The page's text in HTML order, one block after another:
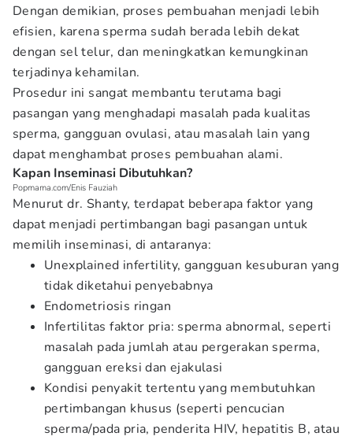
Dengan demikian, proses pembuahan menjadi lebih
efisien, karena sperma sudah berada lebih dekat
dengan sel telur, dan meningkatkan kemungkinan
terjadinya kehamilan.
Prosedur ini sangat membantu terutama bagi
pasangan yang menghadapi masalah pada kualitas
sperma, gangguan ovulasi, atau masalah lain yang
dapat menghambat proses pembuahan alami.
Kapan Inseminasi Dibutuhkan?
Popmama.com/Enis Fauziah
Menurut dr. Shanty, terdapat beberapa faktor yang
dapat menjadi pertimbangan bagi pasangan untuk
memilih inseminasi, di antaranya:
Unexplained infertility, gangguan kesuburan yang
tidak diketahui penyebabnya
Endometriosis ringan
Infertilitas faktor pria: sperma abnormal, seperti
masalah pada jumlah atau pergerakan sperma,
gangguan ereksi dan ejakulasi
Kondisi penyakit tertentu yang membutuhkan
pertimbangan khusus (seperti pencucian
sperma/pada pria, penderita HIV, hepatitis B, atau